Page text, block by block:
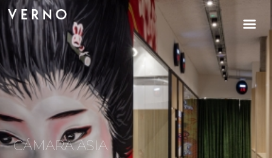
CÁMARA ASIA